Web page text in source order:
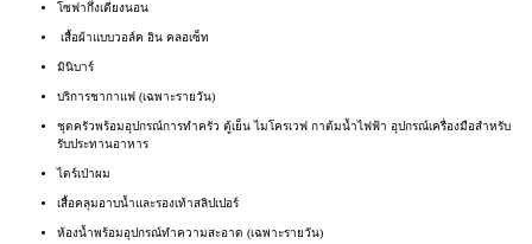
โซฟากึ่งเตียงนอน
เสื้อผ้าแบบวอล์ค อิน คลอเซ็ท
มินิบาร์
บริการชากาแฟ (เฉพาะรายวัน)
ชุดครัวพร้อมอุปกรณ์การทำครัว ตู้เย็น ไมโครเวฟ กาต้มน้ำไฟฟ้า อุปกรณ์เครื่องมือสำหรับ
รับประทานอาหาร
ไดร์เป่าผม
เสื้อคลุมอาบน้ำและรองเท้าสลิปเปอร์
ห้องน้ำพร้อมอุปกรณ์ทำความสะอาด (เฉพาะรายวัน)